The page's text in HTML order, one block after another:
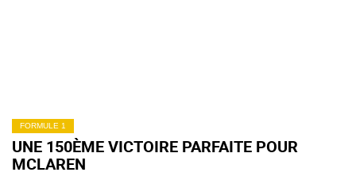
FORMULE 1
UNE 150ÈME VICTOIRE PARFAITE POUR
MCLAREN